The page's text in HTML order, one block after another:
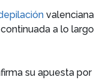
a lo
su apuesta